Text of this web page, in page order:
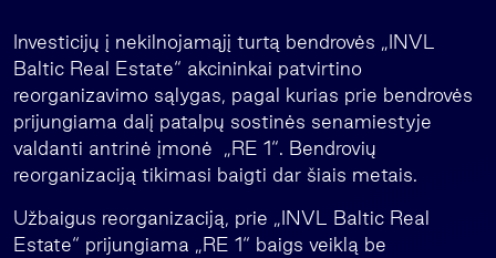
Investicijų į nekilnojamąjį turtą bendrovės „INVL
Baltic Real Estate“ akcininkai patvirtino
reorganizavimo sąlygas, pagal kurias prie bendrovės
prijungiama dalį patalpų sostinės senamiestyje
valdanti antrinė įmonė „RE 1“. Bendrovių
reorganizaciją tikimasi baigti dar šiais metais.
Užbaigus reorganizaciją, prie „INVL Baltic Real
Estate“ prijungiama „RE 1“ baigs veiklą be